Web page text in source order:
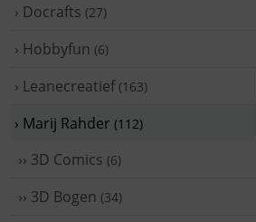
› Docrafts (27)
› Hobbyfun (6)
› Leanecreatief(163)
› Marij Rahder (112)
›› 3D Comics (6)
›› 3D Bogen (34)